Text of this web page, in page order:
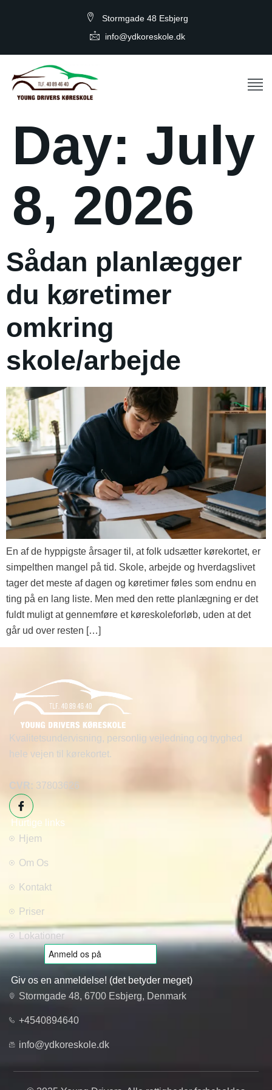
Stormgade 48 Esbjerg
info@ydkoreskole.dk
Day: July
8, 2026
Sådan planlægger
du køretimer
omkring
skole/arbejde
En af de hyppigste årsager til, at folk udsætter kørekortet, er
simpelthen mangel på tid. Skole, arbejde og hverdagslivet
tager det meste af dagen og køretimer føles som endnu en
ting på en lang liste. Men med den rette planlægning er det
fuldt muligt at gennemføre et køreskoleforløb, uden at det
går ud over resten […]
Kvalitetsundervisning, personlig vejledning og tryghed
hele vejen til kørekortet.
CVR: 37803626
Hurtige links
Hjem
Om Os
Kontakt
Priser
Lokationer
Giv os en anmeldelse! (det betyder meget)
Stormgade 48, 6700 Esbjerg, Denmark
+4540894640
info@ydkoreskole.dk